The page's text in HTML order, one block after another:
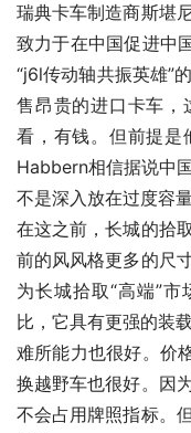
瑞典卡车制造商斯堪
致力于在中国促进中
“j6l传动轴共振英雄”
售昂贵的进口卡车，
看，有钱。但前提是
Habbern相信据说中
不是深入放在过度容
在这之前，长城的拾
前的风风格更多的尺
为长城拾取“高端”市
比，它具有更强的装
难所能力也很好。价
换越野车也很好。因
不会占用牌照指标。